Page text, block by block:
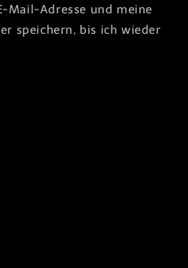
Mail-Adresse und meine
speichern, bis ich wieder